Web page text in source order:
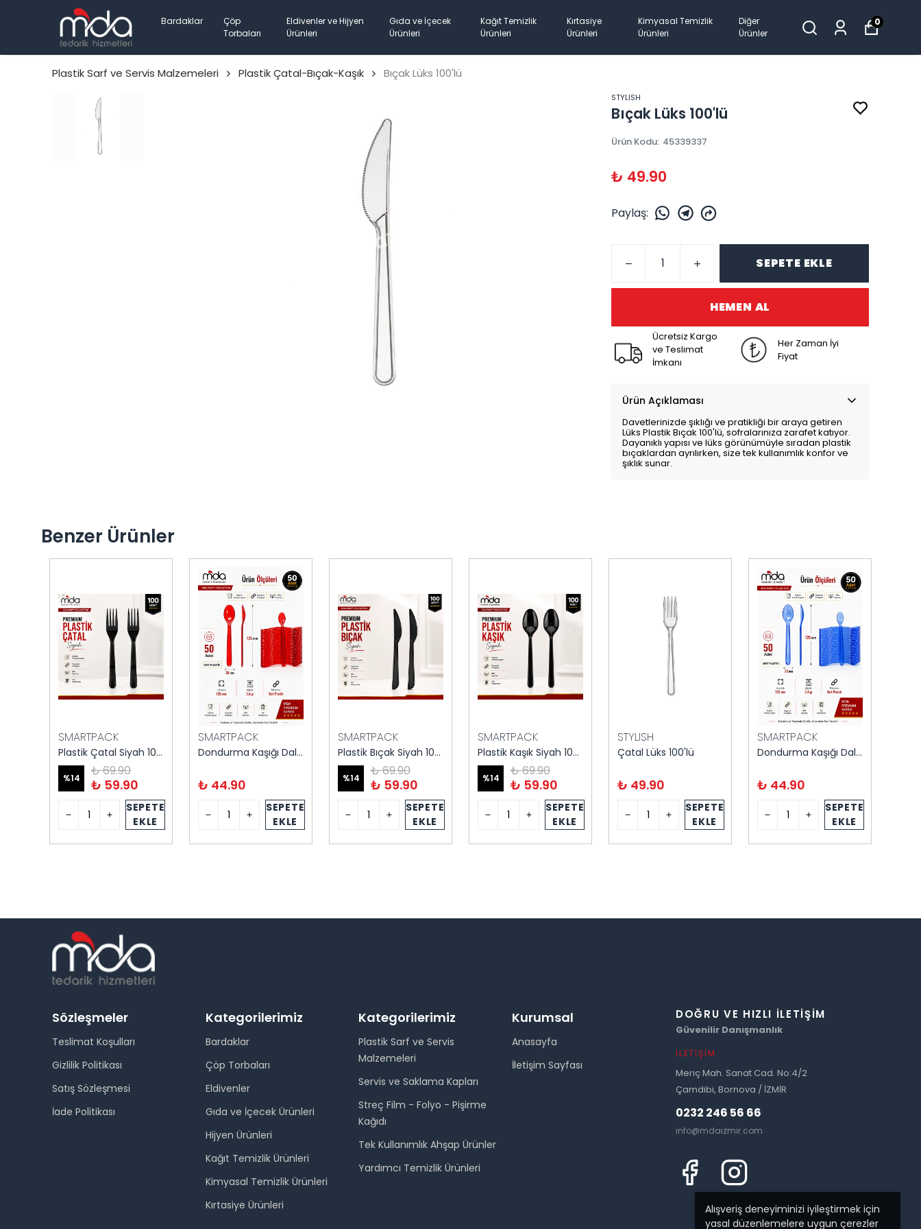
Bardaklar
Çöp
Torbaları
Eldivenler ve Hijyen
Ürünleri
Gıda ve İçecek
Ürünleri
Kağıt Temizlik
Ürünleri
Kırtasiye
Ürünleri
Kimyasal Temizlik
Ürünleri
Diğer
Ürünler
0
Alışveriş deneyiminizi iyileştirmek için
yasal düzenlemelere uygun çerezler
Plastik Sarf ve Servis Malzemeleri Plastik Çatal-Bıçak-Kaşık Bıçak Lüks 100'lü
STYLISH
Bıçak Lüks 100'lü
Ürün Kodu: 45339337
₺ 49.90
Paylaş:
SEPETE EKLE
HEMEN AL
Ücretsiz Kargo
ve Teslimat
İmkanı
Her Zaman İyi
Fiyat
Ürün Açıklaması
Davetlerinizde şıklığı ve pratikliği bir araya getiren
Lüks Plastik Bıçak 100'lü, sofralarınıza zarafet katıyor.
Dayanıklı yapısı ve lüks görünümüyle sıradan plastik
bıçaklardan ayrılırken, size tek kullanımlık konfor ve
şıklık sunar.
Benzer Ürünler
SMARTPACK
Plastik Çatal Siyah 100'lü
%14 ₺ 69.90
₺ 59.90
SEPETE
EKLE
SMARTPACK
Dondurma Kaşığı Dalgalı Kırmızı 50'li
₺ 44.90
SEPETE
EKLE
SMARTPACK
Plastik Bıçak Siyah 100'lü
%14 ₺ 69.90
₺ 59.90
SEPETE
EKLE
SMARTPACK
Plastik Kaşık Siyah 100'lü
%14 ₺ 69.90
₺ 59.90
SEPETE
EKLE
STYLISH
Çatal Lüks 100'lü
₺ 49.90
SEPETE
EKLE
SMARTPACK
Dondurma Kaşığı Dalgalı Mavi 50'li
₺ 44.90
SEPETE
EKLE
Sözleşmeler
Teslimat Koşulları
Gizlilik Politikası
Satış Sözleşmesi
İade Politikası
Kategorilerimiz
Bardaklar
Çöp Torbaları
Eldivenler
Gıda ve İçecek Ürünleri
Hijyen Ürünleri
Kağıt Temizlik Ürünleri
Kimyasal Temizlik Ürünleri
Kırtasiye Ürünleri
Kategorilerimiz
Plastik Sarf ve Servis
Malzemeleri
Servis ve Saklama Kapları
Streç Film - Folyo - Pişirme
Kağıdı
Tek Kullanımlık Ahşap Ürünler
Yardımcı Temizlik Ürünleri
Kurumsal
Anasayfa
İletişim Sayfası
DOĞRU VE HIZLI İLETIŞIM
Güvenilir Danışmanlık
İLETIŞIM
Meriç Mah. Sanat Cad. No:4/2
Çamdibi, Bornova / İZMİR
0232 246 56 66
info@mdaizmir.com